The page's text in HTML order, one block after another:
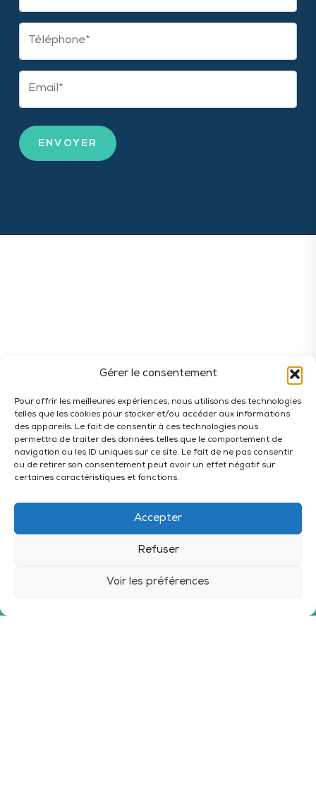
Gérer le consentement
Pour offrir les meilleures expériences, nous utilisons des technologies
telles que les cookies pour stocker et/ou accéder aux informations
des appareils. Le fait de consentir à ces technologies nous
permettra de traiter des données telles que le comportement de
navigation ou les ID uniques sur ce site. Le fait de ne pas consentir
ou de retirer son consentement peut avoir un effet négatif sur
certaines caractéristiques et fonctions.
Accepter
Refuser
Voir les préférences